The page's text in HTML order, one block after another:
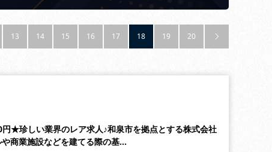
13 14 15 16 17 18 19 20 
★珍しい業界のレア求人♪和泉市を拠点とする株式会社
商業施設などを建てる際の基…